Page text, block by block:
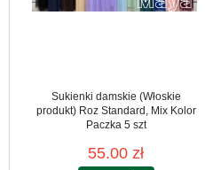
Sukienki damskie (Włoskie
produkt) Roz Standard, Mix Kolor
Paczka 5 szt
55.00 zł